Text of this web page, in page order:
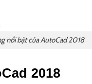
nổi bật của AutoCad 2018
2018